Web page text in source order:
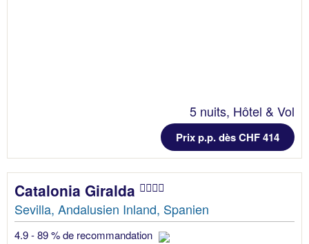
5 nuits, Hôtel & Vol
Prix p.p. dès CHF 414
Catalonia Giralda
Sevilla, Andalusien Inland, Spanien
4.9 - 89 % de recommandation